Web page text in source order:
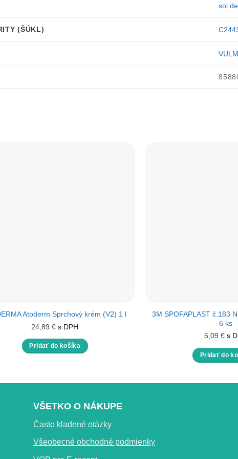
sol
(ŠÚKL)
Atoderm Sprchový krém (V2) 1 l
24,89€ s DPH
Pridať do košíka
3M SPOFAPLAST č.183
6 ks
5,09 € s
Pridať do
VŠETKO O NÁKUPE
Často kladené otázky
Všeobecné obchodné podmienky